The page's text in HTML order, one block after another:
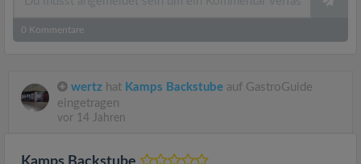
0 Kommentare
wertz hat Kamps Backstube auf GastroGuide
eingetragen
vor 14 Jahren